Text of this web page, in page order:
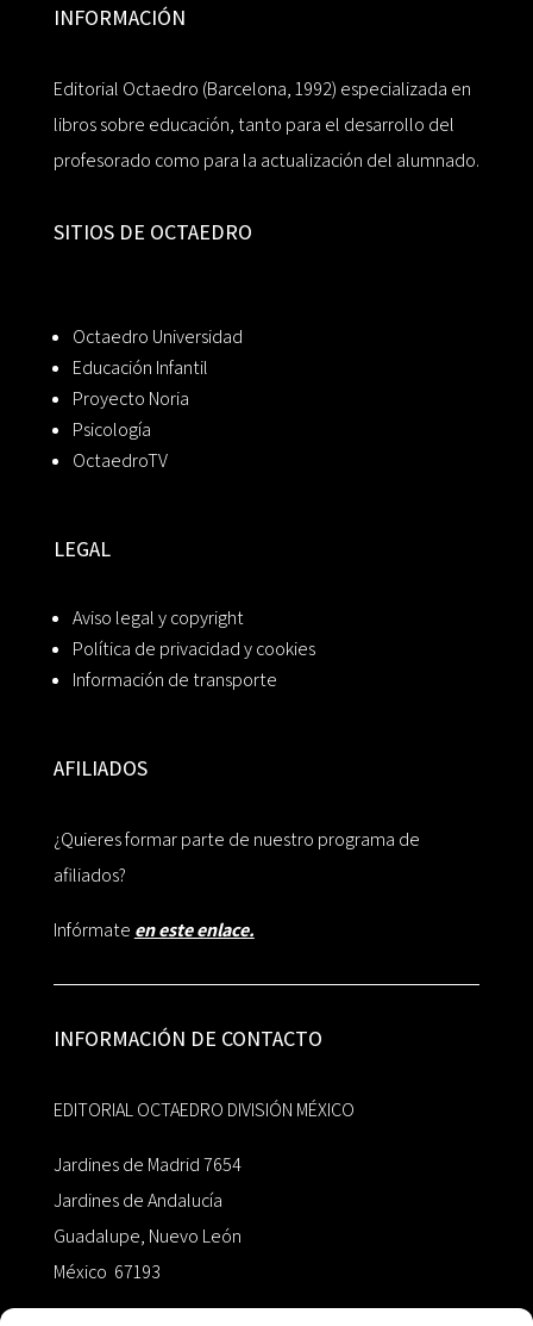
INFORMACIÓN
Editorial Octaedro (Barcelona, 1992) especializada en
libros sobre educación, tanto para el desarrollo del
profesorado como para la actualización del alumnado.
SITIOS DE OCTAEDRO
Octaedro Universidad
Educación Infantil
Proyecto Noria
Psicología
OctaedroTV
LEGAL
Aviso legal y copyright
Política de privacidad y cookies
Información de transporte
AFILIADOS
¿Quieres formar parte de nuestro programa de
afiliados?
Infórmate en este enlace.
INFORMACIÓN DE CONTACTO
EDITORIAL OCTAEDRO DIVISIÓN MÉXICO
Jardines de Madrid 7654
Jardines de Andalucía
Guadalupe, Nuevo León
México 67193